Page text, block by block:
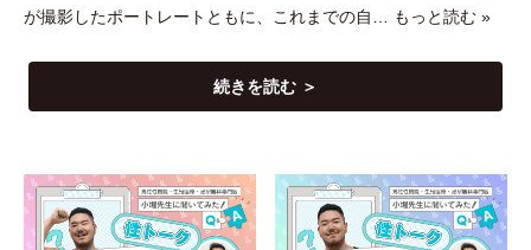
が撮影したポートレートともに、これまでの自…
もっと読む »
続きを読む ＞